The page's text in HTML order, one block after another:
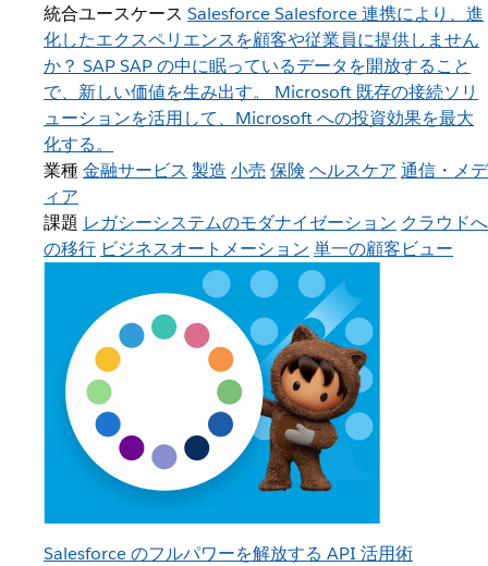
統合ユースケース SalesforceSalesforce 連携により、進
化したエクスペリエンスを顧客や従業員に提供しません
か？ SAPSAP の中に眠っているデータを開放すること
で、新しい価値を生み出す。
Microsoft 既存の接続ソリ
ューションを活用して、Microsoft への投資効果を最大
化する。
業種金融サービス 製造 小売 保険 ヘルスケア 通信・メデ
ィア
課題 レガシーシステムのモダナイゼーション クラウドへ
の移行 ビジネスオートメーション 単一の顧客ビュー
Salesforce のフルパワーを解放する API 活用術